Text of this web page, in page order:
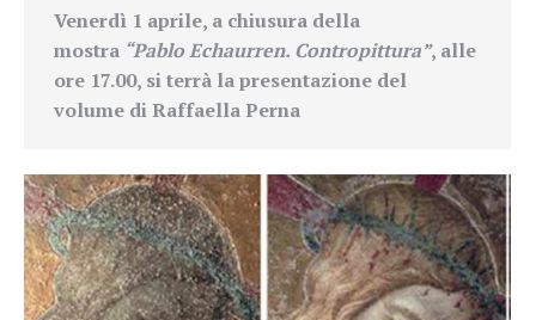
Venerdì 1 aprile, a chiusura della
mostra “Pablo Echaurren. Contropittura”, alle
ore 17.00, si terrà la presentazione del
volume diRaffaella Perna